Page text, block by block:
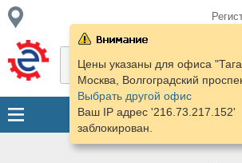
Цены указаны для офиса
Москва, Волгоградский
Выбрать другой офис
Ваш IP адрес '216.73.217.152'
заблокирован.